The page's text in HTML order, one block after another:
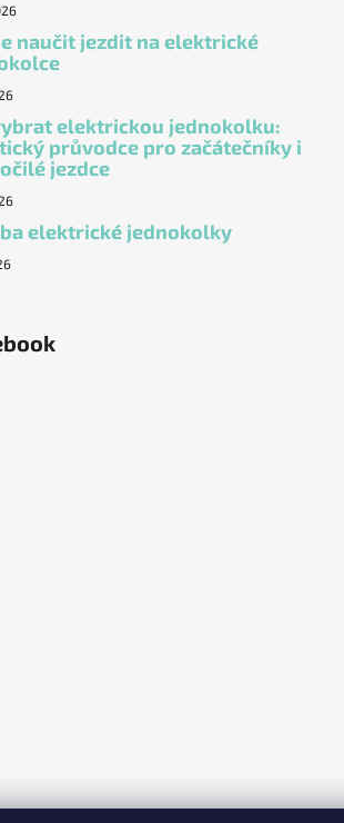
naučit jezdit na elektrické
elektrickou jednokolku:
průvodce pro začátečníky i
jezdce
elektrické jednokolky